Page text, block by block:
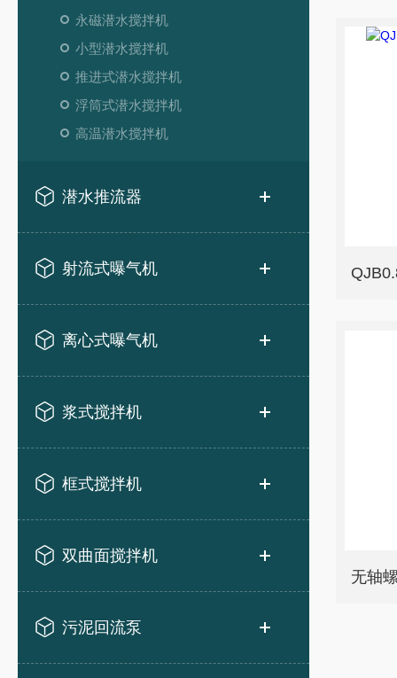
永磁潜水搅拌机
小型潜水搅拌机
推进式潜水搅拌机
浮筒式潜水搅拌机
高温潜水搅拌机
潜水推流器
射流式曝气机
离心式曝气机
浆式搅拌机
框式搅拌机
双曲面搅拌机
污泥回流泵
无轴